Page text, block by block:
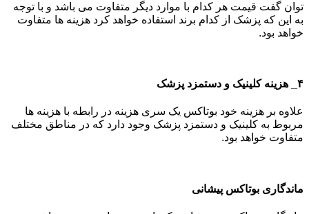
توان گفت قیمت هر کدام با موارد دیگر متفاوت می باشد و با توجه
به این که پزشک از کدام برند استفاده خواهد کرد هزینه ها متفاوت
خواهد بود.
۴_ هزینه کلینیک و دستمزد پزشک
علاوه بر هزینه خود بوتاکس یک سری هزینه در رابطه با هزینه ها
مربوط به کلینیک و دستمزد پزشک وجود دارد که در مناطق مختلف
متفاوت خواهد بود.
ماندگاری بوتاکس پیشانی